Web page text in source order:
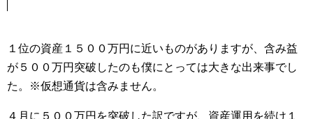
１位の資産１５００万円に近いものがありますが、含み益
が５００万円突破したのも僕にとっては大きな出来事でし
た。※仮想通貨は含みません。
４月に５００万円を突破した訳ですが、資産運用を続け１